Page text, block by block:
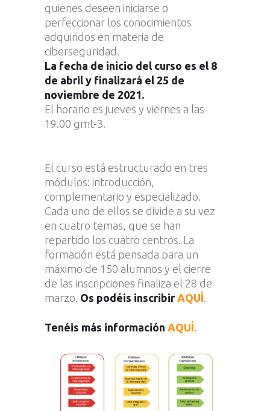
quienes deseen iniciarse o
perfeccionar los conocimientos
adquiridos en materia de
ciberseguridad.
La fecha de inicio del curso es el 8
de abril y finalizará el 25 de
noviembre de 2021.
El horario es jueves y viernes a las
19.00 gmt-3.
El curso está estructurado en tres
módulos: introducción,
complementario y especializado.
Cada uno de ellos se divide a su vez
en cuatro temas, que se han
repartido los cuatro centros. La
formación está pensada para un
máximo de 150 alumnos y el cierre
de las inscripciones finaliza el 28 de
marzo. Os podéis inscribir AQUÍ.
Tenéis más información AQUÍ.